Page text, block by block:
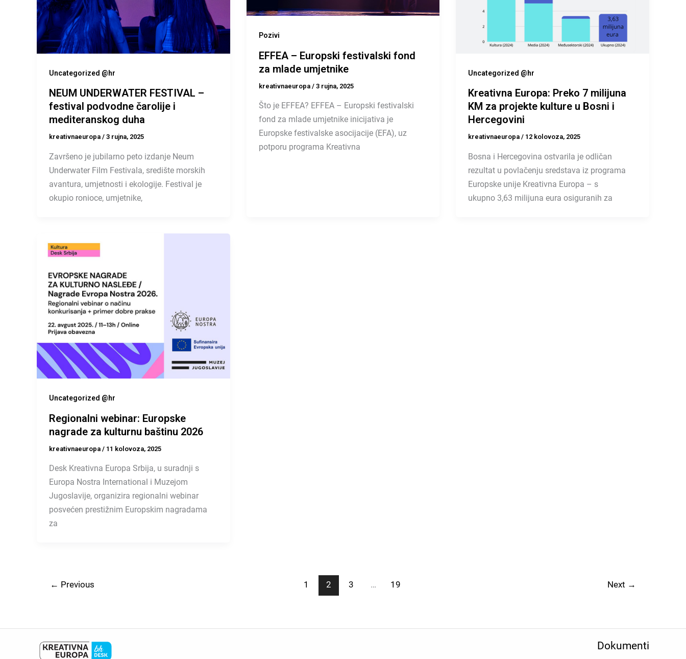
Uncategorized @hr
NEUM UNDERWATER FESTIVAL –
festival podvodne čarolije i
mediteranskog duha
kreativnaeuropa / 3 rujna, 2025
Završeno je jubilarno peto izdanje Neum
Underwater Film Festivala, središte morskih
avantura, umjetnosti i ekologije. Festival je
okupio ronioce, umjetnike,
Pozivi
EFFEA – Europski festivalski fond
za mlade umjetnike
kreativnaeuropa / 3 rujna, 2025
Što je EFFEA? EFFEA – Europski festivalski
fond za mlade umjetnike inicijativa je
Europske festivalske asocijacije (EFA), uz
potporu programa Kreativna
Uncategorized @hr
Kreativna Europa: Preko 7 milijuna
KM za projekte kulture u Bosni i
Hercegovini
kreativnaeuropa/ 12 kolovoza, 2025
Bosna i Hercegovina ostvarila je odličan
rezultat u povlačenju sredstava iz programa
Europske unije Kreativna Europa – s
ukupno 3,63 milijuna eura osiguranih za
Uncategorized @hr
Regionalni webinar: Europske
nagrade za kulturnu baštinu 2026
kreativnaeuropa / 11 kolovoza, 2025
Desk Kreativna Europa Srbija, u suradnji s
Europa Nostra International i Muzejom
Jugoslavije, organizira regionalni webinar
posvećen prestižnim Europskim nagradama
za
← Previous 1 2 3 … 19 Next →
Dokumenti